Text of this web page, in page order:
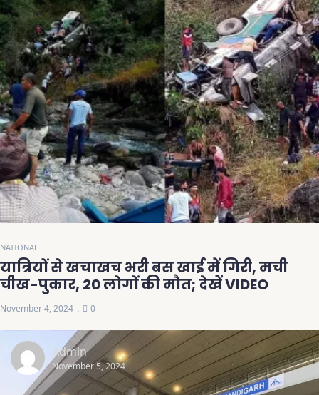
NATIONAL
यात्रियों से खचाखच भरी बस खाई में गिरी, मची
चीख-पुकार, 20 लोगों की मौत; देखें VIDEO
November 4, 2024 0
Admin
November 5, 2024